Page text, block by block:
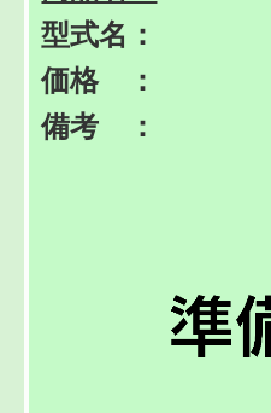
型式名：
価格 ：
備考 ：